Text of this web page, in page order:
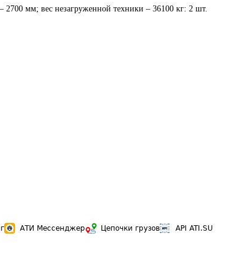
АТИ Мессенджер Цепочки грузов API ATI.SU